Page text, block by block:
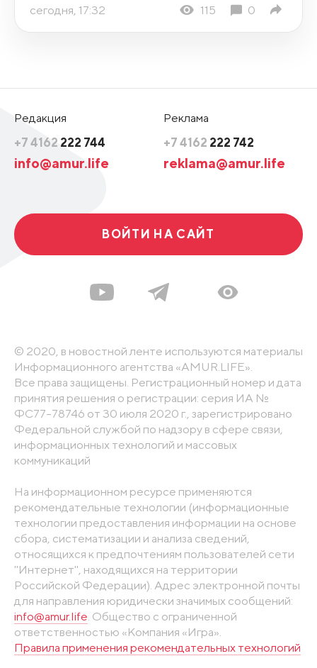
сегодня, 17:32 115 0
Редакция
+7 4162 222 744
info@amur.life
Реклама
+7 4162 222 742
reklama@amur.life
ВОЙТИ НА САЙТ
© 2020, в новостной ленте используются материалы
Информационного агентства «AMUR.LIFE».
Все права защищены. Регистрационный номер и дата
принятия решения о регистрации: серия ИА №
ФС77-78746 от 30 июля 2020 г., зарегистрировано
Федеральной службой по надзору в сфере связи,
информационных технологий и массовых
коммуникаций
На информационном ресурсе применяются
рекомендательные технологии (информационные
технологии предоставления информации на основе
сбора, систематизации и анализа сведений,
относящихся к предпочтениям пользователей сети
"Интернет", находящихся на территории
Российской Федерации). Адрес электронной почты
для направления юридически значимых сообщений:
info@amur.life. Общество с ограниченной
ответственностью «Компания «Игра».
Правила применения рекомендательных технологий